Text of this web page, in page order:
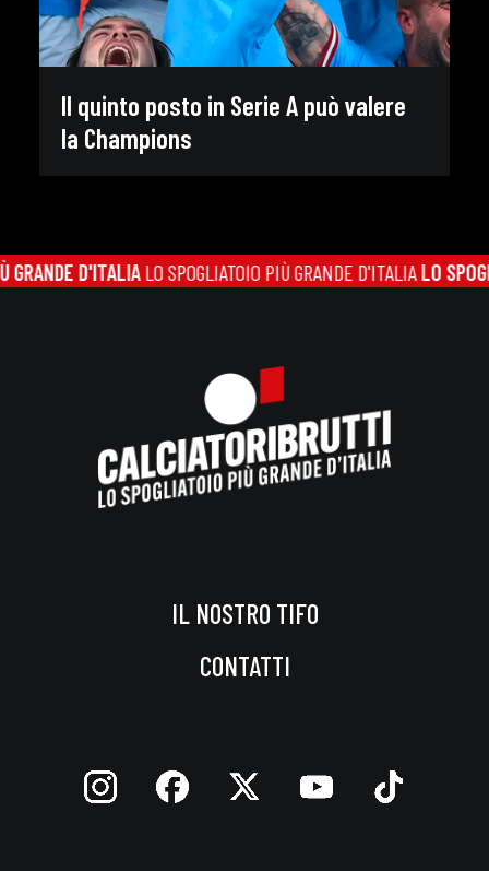
Il quinto posto in Serie A può valere
la Champions
D'ITALIALO SPOGLIATOIO PIÙ GRANDE D'ITALIALO
IL NOSTRO TIFO
CONTATTI